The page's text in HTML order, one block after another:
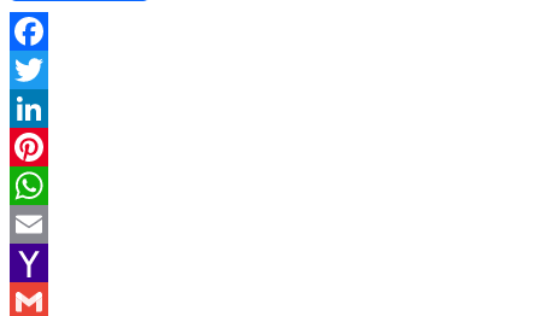
Facebook
Twitter
LinkedIn
Pinterest
WhatsApp
Email
Yahoo